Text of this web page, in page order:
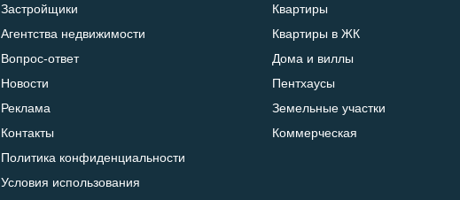
Застройщики
Агентства недвижимости
Вопрос-ответ
Новости
Реклама
Контакты
Политика конфиденциальности
Условия использования
Квартиры
Квартиры в ЖК
Дома и виллы
Пентхаусы
Земельные участки
Коммерческая